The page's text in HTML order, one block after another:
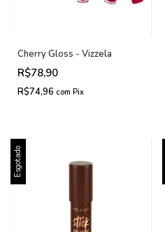
Cherry Gloss - Vizzela
R$78,90
R$74,96 com Pix
Esgotado